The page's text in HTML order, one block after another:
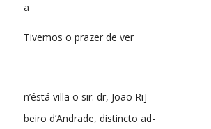
a
Tivemos o prazer de ver
n’éstá villã o sir: dr, João Ri]
beiro d’Andrade, distincto ad-